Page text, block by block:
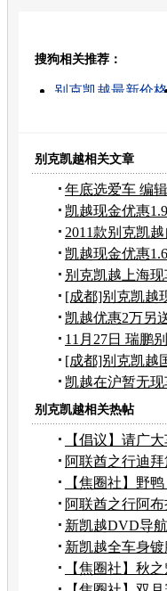
搜狗相关推荐：
别克凯越最新价格
别克凯越相关文章
年底选爱车 编
A级车
凯越现金优惠
全
2011款别克凯
1.09万
凯越现金优惠
月
别克凯越上海
元
[成都]别克凯越
礼包
凯越优惠2万另
元
11月27日 瑞鹏
活动
[成都]别克凯越
万元
凯越在沪暂无现
装潢
别克凯越相关热帖
【倡议】请广
报到
阿联酋之行迪拜
【焦圈社】野鸭
阿联酋之行阿
新凯越DVD导
作业
新凯越全车身
【焦圈社】秋